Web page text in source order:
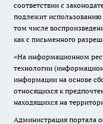
соответствии с
подлежит
том числе
как с письменного
«На информационном
технологии
информации на основе
относящихся к
находящихся на
Администрация портала